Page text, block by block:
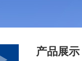
产品展示